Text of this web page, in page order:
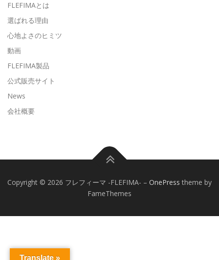
FLEFIMAとは
選ばれる理由
心地よさのヒミツ
動画
FLEFIMA製品
公式販売サイト
News
会社概要
Copyright © 2026 フレフィーマ -FLEFIMA- – OnePress theme by
FameThemes
Translate »